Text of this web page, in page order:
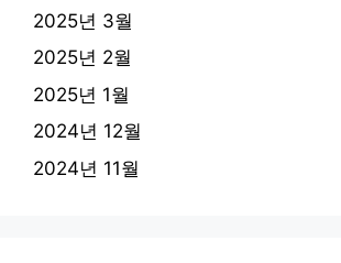
2025년 3월
2025년 2월
2025년 1월
2024년 12월
2024년 11월